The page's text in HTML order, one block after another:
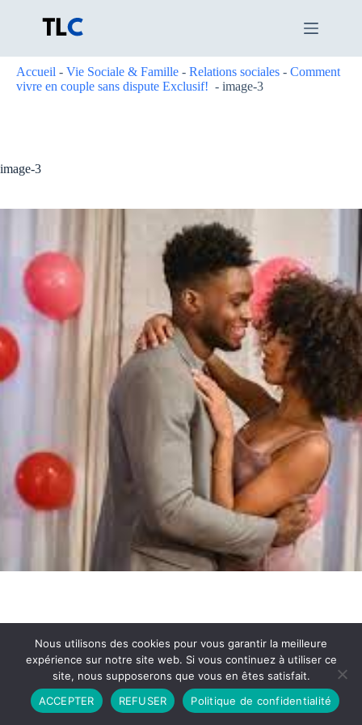
Accueil - Vie Sociale & Famille - Relations sociales - Comment
vivre en couple sans dispute Exclusif! - image-3
image-3
Partenariat Contact
Politique de Confidentialité
CGU
Copyright © 2026 - Propulsé par DIEUDUDIABLE
Nous utilisons des cookies pour vous garantir la meilleure
expérience sur notre site web. Si vous continuez à utiliser ce
site, nous supposerons que vous en êtes satisfait.
ACCEPTER
REFUSER Politique de confidentialité